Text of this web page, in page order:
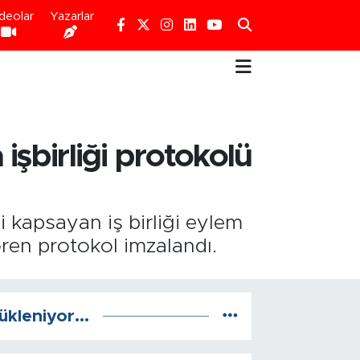
Yazarlar
işbirliği protokolü
kapsayan iş birliği eylem
protokol imzalandı.